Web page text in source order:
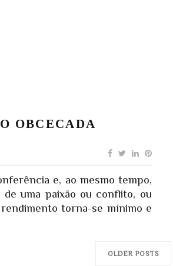
OBCECADA
e, ao mesmo tempo,
uma paixão ou conflito, ou
torna-se mínimo e
OLDER POSTS